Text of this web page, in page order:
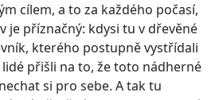
cílem, a to za každého počasí,
je příznačný: kdysi tu v dřevěné
kterého postupně vystřídali
přišli na to, že toto nádherné
si pro sebe. A tak tu